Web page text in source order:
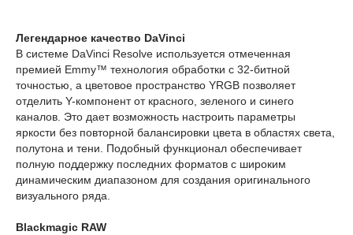
Легендарное качество DaVinci
В системе DaVinci Resolve используется отмеченная
премией Emmy™ технология обработки с 32-битной
точностью, а цветовое пространство YRGB позволяет
отделить Y-компонент от красного, зеленого и синего
каналов. Это дает возможность настроить параметры
яркости без повторной балансировки цвета в областях света,
полутона и тени. Подобный функционал обеспечивает
полную поддержку последних форматов с широким
динамическим диапазоном для создания оригинального
визуального ряда.
Blackmagic RAW